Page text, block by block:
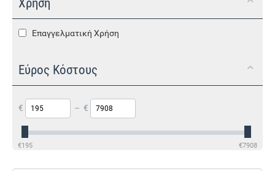
Χρήση
Επαγγελματική Χρήση
Εύρος Κόστους
€ – €
€195 €7908